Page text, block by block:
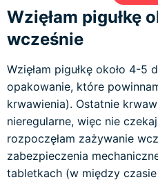
Wzięłam pigułkę
wcześnie
Wzięłam pigułkę około 4-5
opakowanie, które
krwawienia). Ostatnie
nieregularne, więc nie
rozpoczęłam zażywanie
zabezpieczenia
tabletkach (w między